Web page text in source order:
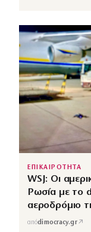
ΕΠΙΚΑΙΡΟΤΗΤΑ
WSJ: Οι
Ρωσία με το
αεροδρόμιο
απόdimocracy.gr↗